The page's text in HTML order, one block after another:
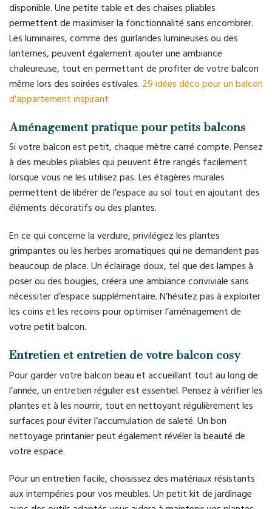
disponible. Une petite table et des chaises pliables
permettent de maximiser la fonctionnalité sans encombrer.
Les luminaires, comme des guirlandes lumineuses ou des
lanternes, peuvent également ajouter une ambiance
chaleureuse, tout en permettant de profiter de votre balcon
même lors des soirées estivales. 29 idées déco pour un balcon
d'appartement inspirant
Aménagement pratique pour petits balcons
Si votre balcon est petit, chaque mètre carré compte. Pensez
à des meubles pliables qui peuvent être rangés facilement
lorsque vous ne les utilisez pas. Les étagères murales
permettent de libérer de l’espace au sol tout en ajoutant des
éléments décoratifs ou des plantes.
En ce qui concerne la verdure, privilégiez les plantes
grimpantes ou les herbes aromatiques qui ne demandent pas
beaucoup de place. Un éclairage doux, tel que des lampes à
poser ou des bougies, créera une ambiance conviviale sans
nécessiter d’espace supplémentaire. N’hésitez pas à exploiter
les coins et les recoins pour optimiser l’aménagement de
votre petit balcon.
Entretien et entretien de votre balcon cosy
Pour garder votre balcon beau et accueillant tout au long de
l’année, un entretien régulier est essentiel. Pensez à vérifier les
plantes et à les nourrir, tout en nettoyant régulièrement les
surfaces pour éviter l’accumulation de saleté. Un bon
nettoyage printanier peut également révéler la beauté de
votre espace.
Pour un entretien facile, choisissez des matériaux résistants
aux intempéries pour vos meubles. Un petit kit de jardinage